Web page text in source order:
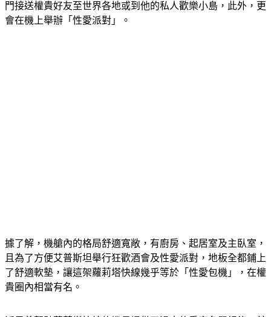
門接送權貴好友至世界各地或到他的私人歡樂小島，此外，更
會在機上舉辦「性愛派對」。
據了解，機艙內的格局舒適寬敞，有廚房、起居室及主臥室，
且為了方便艾普斯坦舉行狂歡酒會及性愛派對，地板全都鋪上
了舒適軟墊，讓這架蘿莉塔快線幾乎等於「性愛包機」，在權
貴圈內相當有名。